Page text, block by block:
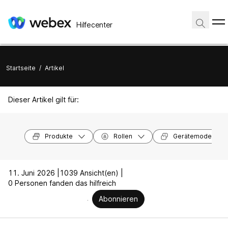
Hilfecenter
Startseite / Artikel
Dieser Artikel gilt für:
Produkte Rollen Gerätemodelle
11. Juni 2026 |
1039 Ansicht(en) |
0 Personen fanden das hilfreich
Abonnieren